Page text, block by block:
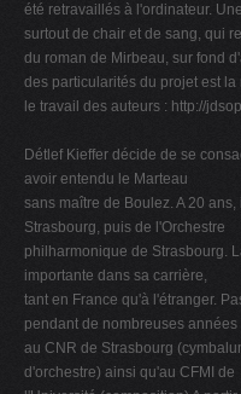
été retravaillés à l'ordinateur.
surtout de chair et de sang, qui
du roman de Mirbeau, sur fond
des particularités du projet est
le travail des auteurs : http://
Détlef Kieffer décide de se
avoir entendu le Marteau
sans maître de Boulez. A 20
Strasbourg, puis de l'Orchestre
philharmonique de Strasbourg.
importante dans sa carrière,
tant en France qu'à l'étranger.
pendant de nombreuses années
au CNR de Strasbourg
d'orchestre) ainsi qu'au CFMI de